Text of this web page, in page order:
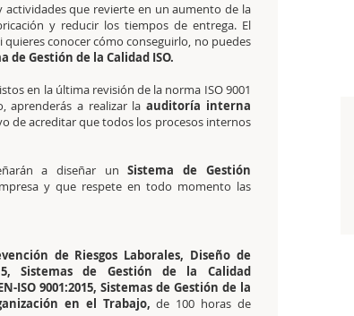
actividades que revierte en un aumento de la
y reducir los tiempos de entrega. El
quieres conocer cómo conseguirlo, no puedes
de Gestión de la Calidad ISO.
en la última revisión de la norma ISO 9001
aprenderás a realizar la auditoría interna
de acreditar que todos los procesos internos
a diseñar unSistema de Gestión
y que respete en todo momento las
de Riesgos Laborales, Diseño de
Sistemas de Gestión de la Calidad
ISO 9001:2015, Sistemas de Gestión de la
en el Trabajo,de 100 horas de